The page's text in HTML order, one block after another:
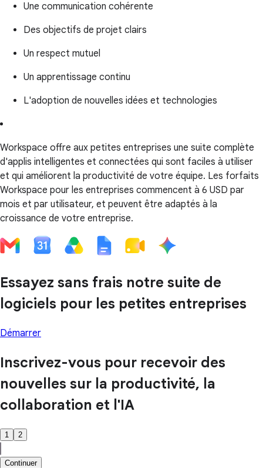
Une communication cohérente
Des objectifs de projet clairs
Un respect mutuel
Un apprentissage continu
L'adoption de nouvelles idées et technologies
Workspace offre aux petites entreprises une suite complète
d'applis intelligentes et connectées qui sont faciles à utiliser
et qui améliorent la productivité de votre équipe. Les forfaits
Workspace pour les entreprises commencent à 6 USD par
mois et par utilisateur, et peuvent être adaptés à la
croissance de votre entreprise.
Essayez sans frais notre suite de
logiciels pour les petites entreprises
Démarrer
Inscrivez-vous pour recevoir des
nouvelles sur la productivité, la
collaboration et l'IA
1 2
Continuer